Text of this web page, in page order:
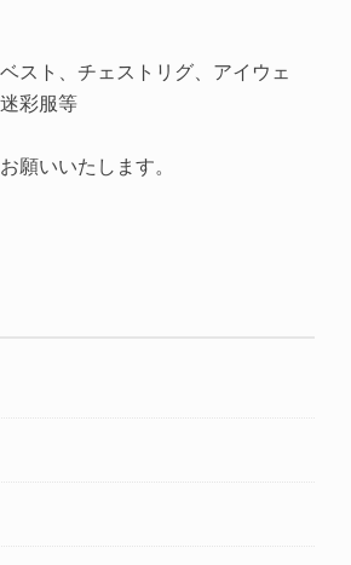
スト、チェストリグ、アイウェ
彩服等
願いいたします。